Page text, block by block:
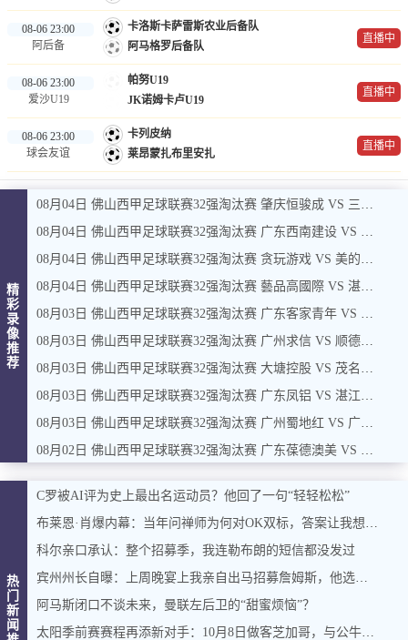
08-06 23:00
阿后备
卡洛斯卡萨雷斯农业后备队
阿马格罗后备队
直播中
08-06 23:00
爱沙U19
帕努U19
JK诺姆卡卢U19
直播中
08-06 23:00
球会友谊
卡列皮纳
莱昂蒙扎布里安扎
直播中
精
彩
录
像
推
荐
08月04日 佛山西甲足球联赛32强淘汰赛 肇庆恒骏成 VS 三七互娱 全场录像
08月04日 佛山西甲足球联赛32强淘汰赛 广东西南建设 VS 香港圣徒 全场录像
08月04日 佛山西甲足球联赛32强淘汰赛 贪玩游戏 VS 美的薪火 全场录像
08月04日 佛山西甲足球联赛32强淘汰赛 藝品高國際 VS 湛江狂狼·粵辉能源 全场录像
08月03日 佛山西甲足球联赛32强淘汰赛 广东客家青年 VS 广州英华思力U17 全场录像
08月03日 佛山西甲足球联赛32强淘汰赛 广州求信 VS 顺德新青年 全场录像
08月03日 佛山西甲足球联赛32强淘汰赛 大塘控股 VS 茂名市点都得 全场录像
08月03日 佛山西甲足球联赛32强淘汰赛 广东凤铝 VS 湛江八部科技 全场录像
08月03日 佛山西甲足球联赛32强淘汰赛 广州蜀地红 VS 广州戴拿模 全场录像
08月02日 佛山西甲足球联赛32强淘汰赛 广东葆德澳美 VS 白坭兴龙 全场录像
热
门
新
闻
C罗被AI评为史上最出名运动员？他回了一句“轻轻松松”
布莱恩·肖爆内幕：当年问禅师为何对OK双标，答案让我想起训狗那套
科尔亲口承认：整个招募季，我连勒布朗的短信都没发过
宾州州长自曝：上周晚宴上我亲自出马招募詹姆斯，他选了费城，我挺高兴
阿马斯闭口不谈未来，曼联左后卫的“甜蜜烦恼”？
太阳季前赛赛程再添新对手：10月8日做客芝加哥，与公牛过招